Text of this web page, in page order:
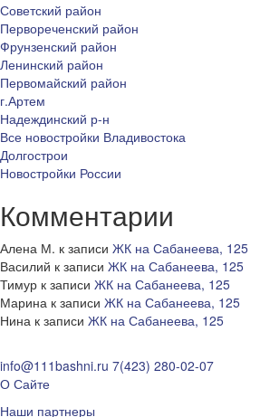
Советский район
Первореченский район
Фрунзенский район
Ленинский район
Первомайский район
г.Артем
Надеждинский р-н
Все новостройки Владивостока
Долгострои
Новостройки России
Комментарии
Алена М. к записи ЖК на Сабанеева, 125
Василий к записи ЖК на Сабанеева, 125
Тимур к записи ЖК на Сабанеева, 125
Марина к записи ЖК на Сабанеева, 125
Нина к записи ЖК на Сабанеева, 125
info@111bashni.ru 7(423) 280-02-07
О Сайте
Наши партнеры